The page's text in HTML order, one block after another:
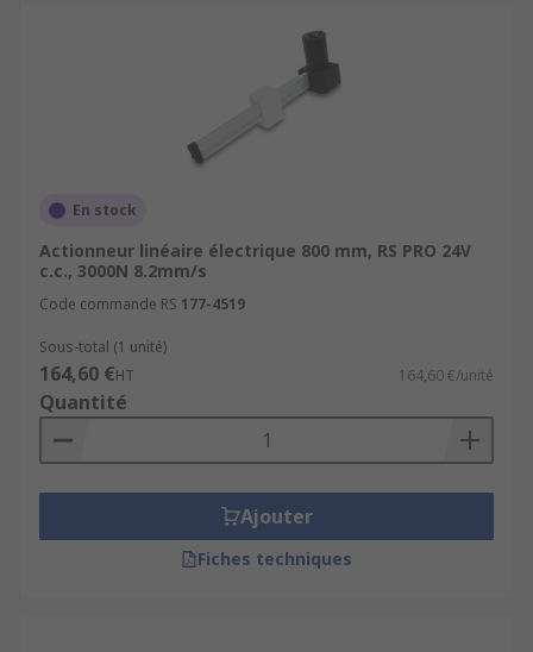
En stock
Actionneur linéaire électrique 800 mm, RS PRO 24V
c.c., 3000N 8.2mm/s
Code commande RS 177-4519
Sous-total (1 unité)
164,60 €HT 164,60 €/unité
Quantité
Ajouter
Fiches techniques